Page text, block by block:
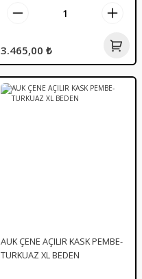
3.465,00 ₺
AUK ÇENE AÇILIR KASK PEMBE-
TURKUAZ XL BEDEN